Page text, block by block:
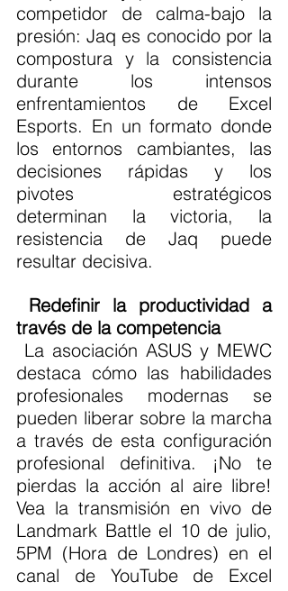
competidor de calma-bajo la
presión: Jaq es conocido por la
compostura y la consistencia
durante los intensos
enfrentamientos de Excel
Esports. En un formato donde
los entornos cambiantes, las
decisiones rápidas y los
pivotes estratégicos
determinan la victoria, la
resistencia de Jaq puede
resultar decisiva.
Redefinir la productividad a
través de la competencia
destaca cómo las habilidades
profesionales modernas se
pueden liberar sobre la marcha
a través de esta configuración
profesional definitiva. ¡No te
pierdas la acción al aire libre!
Vea la transmisión en vivo de
Landmark Battle el 10 de julio,
5PM (Hora de Londres) en el
canal de YouTube de Excel